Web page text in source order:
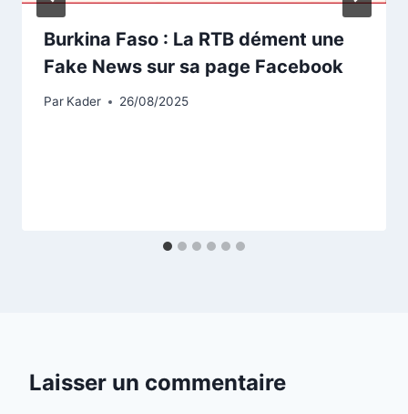
Burkina Faso : La RTB dément une
Fake News sur sa page Facebook
Par Kader 26/08/2025
Laisser un commentaire